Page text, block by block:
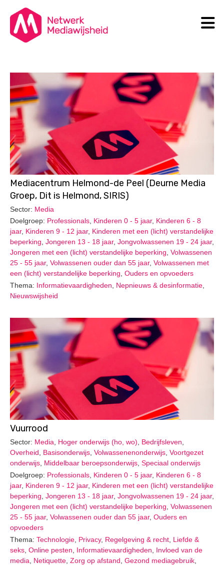
Mediacentrum Helmond-de Peel (Deurne Media
Groep, Dit is Helmond, SIRIS)
Sector: Media
Doelgroep: Professionals, Kinderen 0 - 5 jaar, Kinderen 6 - 8
jaar, Kinderen 9 - 12 jaar, Kinderen met een (licht) verstandelijke
beperking, Jongeren 13 - 18 jaar, Jongvolwassenen 19 - 24 jaar,
Jongeren met een (licht) verstandelijke beperking, Volwassenen
25 - 55 jaar, Volwassenen ouder dan 55 jaar, Volwassenen met
een (licht) verstandelijke beperking, Ouders en opvoeders
Thema: Informatievaardigheden, Nepnieuws & desinformatie,
Nieuwswijsheid
Vuurrood
Sector: Media Hoger onderwijs (ho, wo) Bedrijfsleven
Overheid
Basisonderwijs Volwassenenonderwijs Voortgezet
onderwijs Middelbaar beroepsonderwijs Speciaal onderwijs
Doelgroep: Professionals Kinderen 0 - 5 jaar, Kinderen 6 - 8
jaar, Kinderen 9 - 12 jaar, Kinderen met een (licht) verstandelijke
beperking Jongeren 13 - 18 jaar, Jongvolwassenen 19 - 24 jaar,
Jongeren met een (licht) verstandelijke beperking Volwassenen
25 - 55 jaar, Volwassenen ouder dan 55 jaar, Ouders en
opvoeders
Thema: Technologie Privacy, Regelgeving & recht Liefde &
seks Online pesten Informatievaardigheden
Invloed van de
media
Netiquette Zorg op afstand Gezond mediagebruik